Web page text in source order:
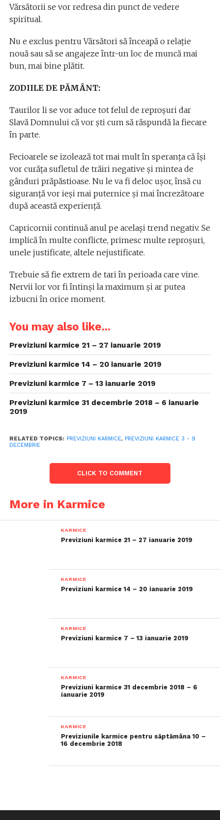
Vărsătorii se vor redresa din punct de vedere
spiritual.
Nu e exclus pentru Vărsători să înceapă o relație
nouă sau să se angajeze într-un loc de muncă mai
bun, mai bine plătit.
ZODIILE DE PĂMÂNT:
Taurilor li se vor aduce tot felul de reproșuri dar
Slavă Domnului că vor ști cum să răspundă la fiecare
în parte.
Fecioarele se izolează tot mai mult în speranța că își
vor curăța sufletul de trăiri negative și mintea de
gânduri prăpăstioase. Nu le va fi deloc ușor, însă cu
siguranță vor ieși mai puternice și mai încrezătoare
după această experiență.
Capricornii continuă anul pe același trend negativ. Se
implică în multe conflicte, primesc multe reproșuri,
unele justificate, altele nejustificate.
Trebuie să fie extrem de tari în perioada care vine.
Nervii lor vor fi întinși la maximum și ar putea
izbucni în orice moment.
You may also like...
Previziuni karmice 21 – 27 ianuarie 2019
Previziuni karmice 14 – 20 ianuarie 2019
Previziuni karmice 7 – 13 ianuarie 2019
Previziuni karmice 31 decembrie 2018 – 6 ianuarie
2019
RELATED TOPICS: PREVIZIUNI KARMICE, PREVIZIUNI KARMICE 3 - 9
DECEMBRIE
CLICK TO COMMENT
More in Karmice
KARMICE
Previziuni karmice 21 – 27 ianuarie 2019
KARMICE
Previziuni karmice 14 – 20 ianuarie 2019
KARMICE
Previziuni karmice 7 – 13 ianuarie 2019
KARMICE
Previziuni karmice 31 decembrie 2018 – 6
ianuarie 2019
KARMICE
Previziunile karmice pentru săptămâna 10 –
16 decembrie 2018